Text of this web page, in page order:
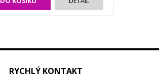
RYCHLÝ KONTAKT